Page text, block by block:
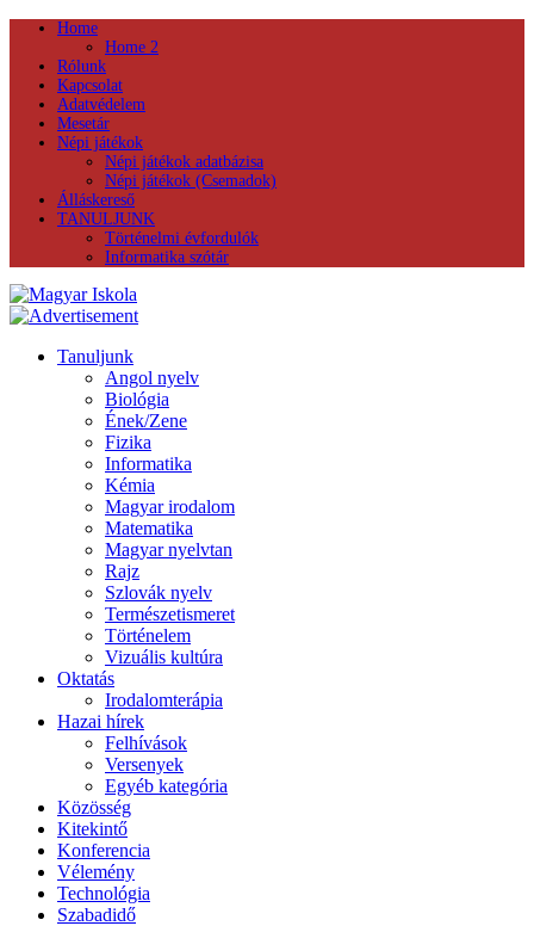
Home
Home 2
Rólunk
Kapcsolat
Adatvédelem
Mesetár
Népi játékok
Népi játékok adatbázisa
Népi játékok (Csemadok)
Álláskereső
TANULJUNK
Történelmi évfordulók
Informatika szótár
Tanuljunk
Angol nyelv
Biológia
Ének/Zene
Fizika
Informatika
Kémia
Magyar irodalom
Matematika
Magyar nyelvtan
Rajz
Szlovák nyelv
Természetismeret
Történelem
Vizuális kultúra
Oktatás
Irodalomterápia
Hazai hírek
Felhívások
Versenyek
Egyéb kategória
Közösség
Kitekintő
Konferencia
Vélemény
Technológia
Szabadidő